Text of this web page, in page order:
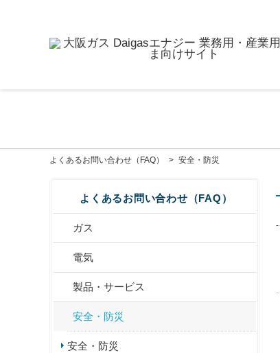
よくあるお問い合わせ（FAQ） > 安全・防災
よくあるお問い合わせ（FAQ）
ガス
電気
製品・サービス
安全・防災
安全・防災